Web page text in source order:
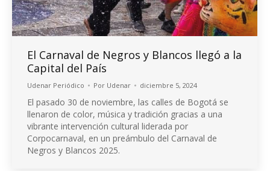
El Carnaval de Negros y Blancos llegó a la
Capital del País
Udenar Periódico Por Udenar diciembre 5, 2024
El pasado 30 de noviembre, las calles de Bogotá se
llenaron de color, música y tradición gracias a una
vibrante intervención cultural liderada por
Corpocarnaval, en un preámbulo del Carnaval de
Negros y Blancos 2025.